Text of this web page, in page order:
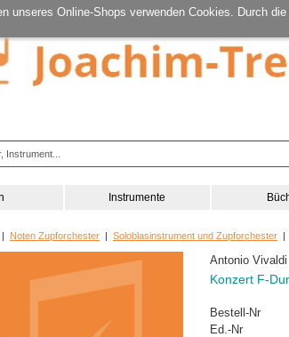
unseres Online-Shops verwenden Cookies. Durch
Instrumente
| Noten Zupforchester | Soloblasinstrument und Zupforchester |
Antonio Vivaldi
Konzert F-Dur
Bestell-Nr
Ed.-Nr